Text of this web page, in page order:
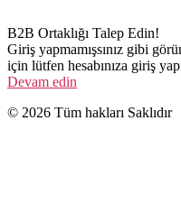
B2B Ortaklığı Talep Edin!
Giriş yapmamışsınız gibi
için lütfen hesabınıza giriş
Devam edin
© 2026 Tüm hakları Saklıdır